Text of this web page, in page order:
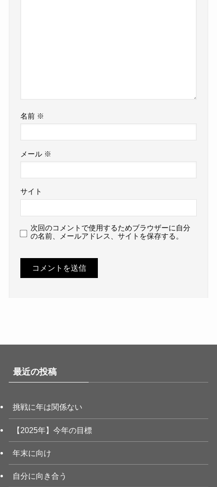
名前 ※
メール ※
サイト
次回のコメントで使用するためブラウザーに自分
の名前、メールアドレス、サイトを保存する。
最近の投稿
挑戦に年は関係ない
【2025年】今年の目標
年末に向け
自分に向き合う